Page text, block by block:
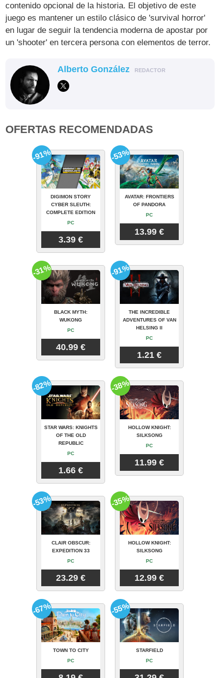
contenido opcional de la historia. El objetivo de este
juego es mantener un estilo clásico de 'survival horror'
en lugar de seguir la tendencia moderna de apostar por
un 'shooter' en tercera persona con elementos de terror.
Alberto González REDACTOR
OFERTAS RECOMENDADAS
DIGIMON STORY
CYBER SLEUTH:
COMPLETE EDITION
PC
3.39 €
-91%
AVATAR: FRONTIERS
OF PANDORA
PC
13.99 €
-53%
BLACK MYTH:
WUKONG
PC
40.99 €
-31%
THE INCREDIBLE
ADVENTURES OF VAN
HELSING II
PC
1.21 €
-91%
STAR WARS: KNIGHTS
OF THE OLD
REPUBLIC
PC
1.66 €
-82%
HOLLOW KNIGHT:
SILKSONG
PC
11.99 €
-38%
CLAIR OBSCUR:
EXPEDITION 33
PC
23.29 €
-53%
HOLLOW KNIGHT:
SILKSONG
PC
12.99 €
-35%
TOWN TO CITY
PC
-67%
STARFIELD
PC
-55%